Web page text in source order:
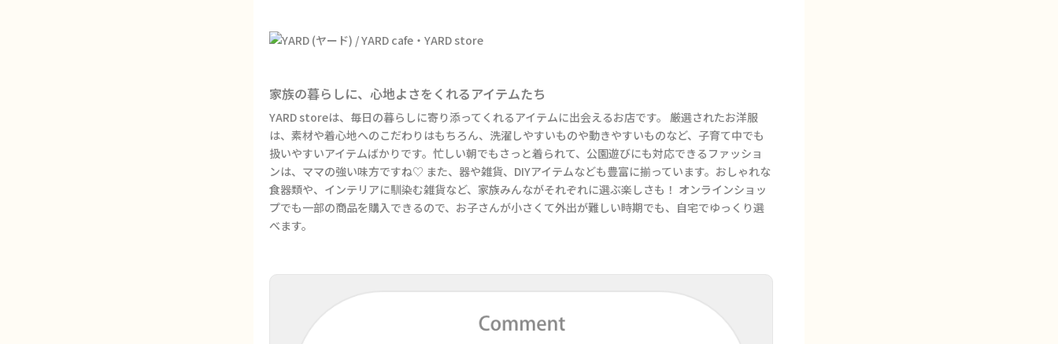
家族の暮らしに、心地よさをくれるアイテムたち
YARD storeは、毎日の暮らしに寄り添ってくれるアイテムに出会えるお店です。 厳選されたお洋服
は、素材や着心地へのこだわりはもちろん、洗濯しやすいものや動きやすいものなど、子育て中でも
扱いやすいアイテムばかりです。忙しい朝でもさっと着られて、公園遊びにも対応できるファッショ
ンは、ママの強い味方ですね♡ また、器や雑貨、DIYアイテムなども豊富に揃っています。おしゃれな
食器類や、インテリアに馴染む雑貨など、家族みんながそれぞれに選ぶ楽しさも！ オンラインショッ
プでも一部の商品を購入できるので、お子さんが小さくて外出が難しい時期でも、自宅でゆっくり選
べます。